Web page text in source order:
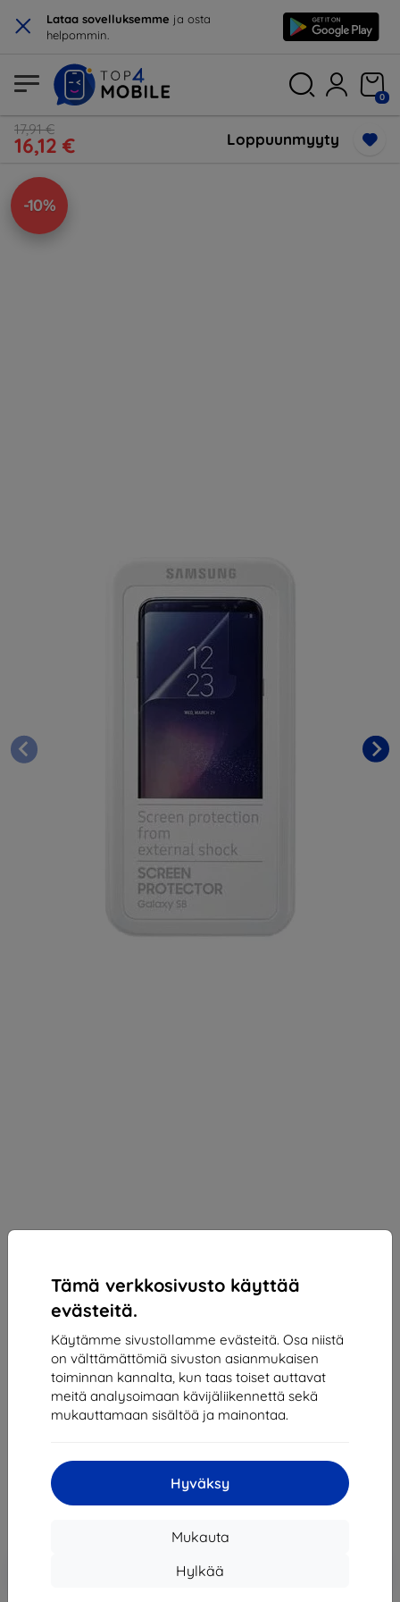
× Lataa sovelluksemme ja osta
helpommin.
Tämä verkkosivusto käyttää
evästeitä.
Käytämme sivustollamme evästeitä. Osa niistä
on välttämättömiä sivuston asianmukaisen
toiminnan kannalta, kun taas toiset auttavat
meitä analysoimaan kävijäliikennettä sekä
mukauttamaan sisältöä ja mainontaa.
Hyväksy
Mukauta
Hylkää
0
17,91 €
16,12 € Loppuunmyyty
-10%
Suojakalvo Samsung Screen Protector Samsung
Galaxy S8
Samsung Galaxy S8
17,91 €
16,12 €
Alennus kupongilla